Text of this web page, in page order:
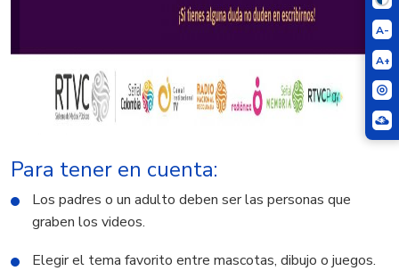
A-
A+
Para tener en cuenta:
Los padres o un adulto deben ser las personas que
graben los videos.
Elegir el tema favorito entre mascotas, dibujo o juegos.